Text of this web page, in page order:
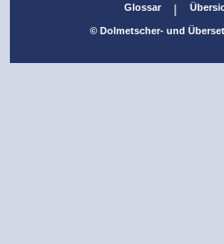
Glossar |
© Dolmetscher- und